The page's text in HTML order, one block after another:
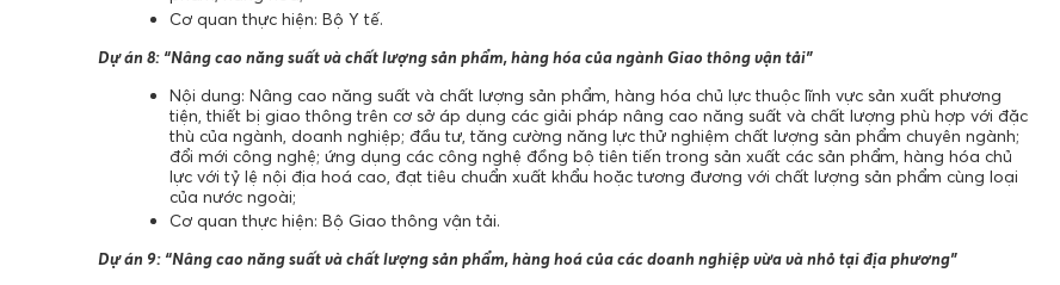
Cơ quan thực hiện: Bộ Y tế.
Dự án 8: “Nâng cao năng suất và chất lượng sản phẩm, hàng hóa của ngành Giao thông vận tải”
Nội dung: Nâng cao năng suất và chất lượng sản phẩm, hàng hóa chủ lực thuộc lĩnh vực sản xuất phương
tiện, thiết bị giao thông trên cơ sở áp dụng các giải pháp nâng cao năng suất và chất lượng phù hợp với đặc
thù của ngành, doanh nghiệp; đầu tư, tăng cường năng lực thử nghiệm chất lượng sản phẩm chuyên ngành;
đổi mới công nghệ; ứng dụng các công nghệ đồng bộ tiên tiến trong sản xuất các sản phẩm, hàng hóa chủ
lực với tỷ lệ nội địa hoá cao, đạt tiêu chuẩn xuất khẩu hoặc tương đương với chất lượng sản phẩm cùng loại
của nước ngoài;
Cơ quan thực hiện: Bộ Giao thông vận tải.
Dự án 9: “Nâng cao năng suất và chất lượng sản phẩm, hàng hoá của các doanh nghiệp vừa và nhỏ tại địa phương”